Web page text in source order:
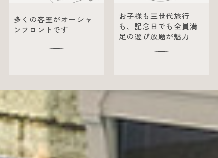
多くの客室がオーシャ
ンフロントです
お子様も三世代旅行
も、記念日でも全員満
足の遊び放題が魅力